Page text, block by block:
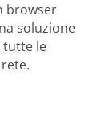
browser
soluzione
tutte le